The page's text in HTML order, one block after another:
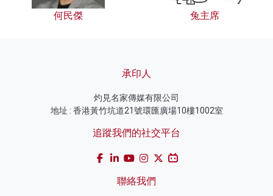
何民傑 兔主席
承印人
灼見名家傳媒有限公司
地址 : 香港黃竹坑道21號環匯廣場10樓1002室
追蹤我們的社交平台
聯絡我們